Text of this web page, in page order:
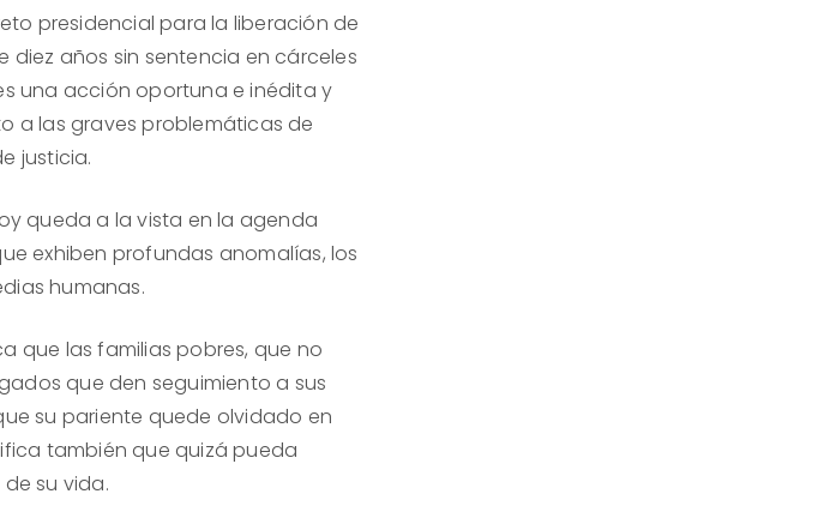
presidencial para la liberación de
diez años sin sentencia en cárceles
una acción oportuna e inédita y
a las graves problemáticas de
justicia.
queda a la vista en la agenda
exhiben profundas anomalías, los
humanas.
que las familias pobres, que no
que den seguimiento a sus
su pariente quede olvidado en
también que quizá pueda
su vida.